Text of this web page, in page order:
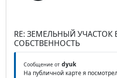
RE: ЗЕМЕЛЬНЫЙ УЧАСТОК
СОБСТВЕННОСТЬ
Сообщение от dyuk
На публичной карте я